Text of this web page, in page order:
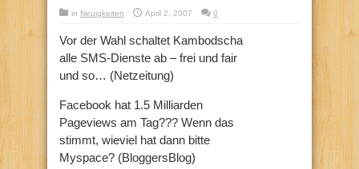
in Neuigkeiten April 2, 2007 0
Vor der Wahl schaltet Kambodscha
alle SMS-Dienste ab – frei und fair
und so… (Netzeitung)
Facebook hat 1.5 Milliarden
Pageviews am Tag??? Wenn das
stimmt, wieviel hat dann bitte
Myspace? (BloggersBlog)